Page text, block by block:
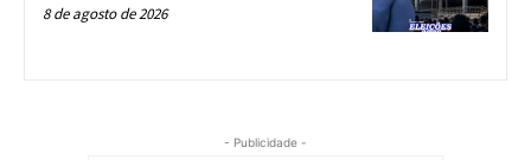
8 de agosto de 2026
- Publicidade -